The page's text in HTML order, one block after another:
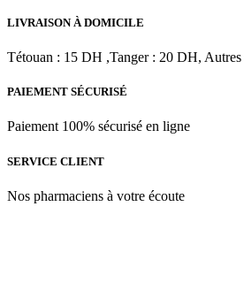
|
ML
LIVRAISON À DOMICILE
Tétouan : 15 DH ,Tanger : 20 DH,
PAIEMENT SÉCURISÉ
Paiement 100% sécurisé en ligne
SERVICE CLIENT
Nos pharmaciens à votre écoute